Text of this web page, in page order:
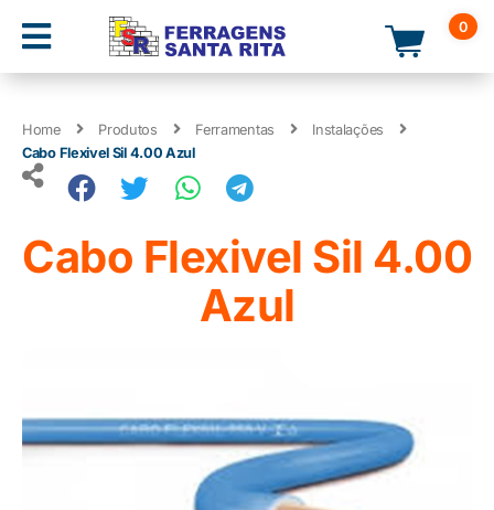
0
Home Produtos Ferramentas
Instalações
Cabo Flexivel Sil 4.00 Azul
Cabo Flexivel Sil 4.00
Azul